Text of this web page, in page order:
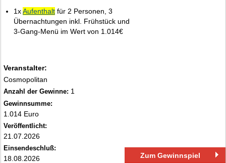
1xAufenthalt für 2 Personen, 3
Übernachtungen inkl. Frühstück und
3‑Gang‑Menü im Wert von 1.014€
Veranstalter:
Cosmopolitan
Anzahl der Gewinne: 1
Gewinnsumme:
1.014 Euro
Veröffentlicht:
21.07.2026
Einsendeschluß:
18.08.2026 Zum Gewinnspiel